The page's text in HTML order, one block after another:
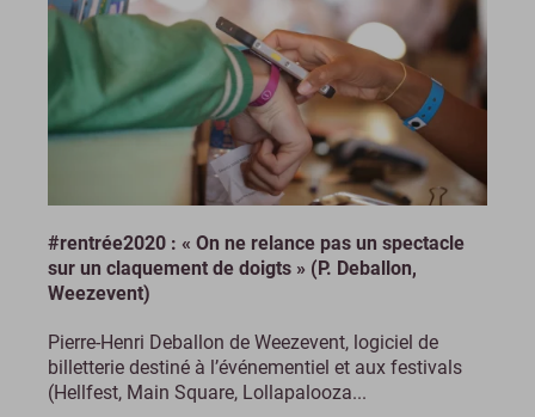
#rentrée2020 : « On ne relance pas un spectacle
sur un claquement de doigts » (P. Deballon,
Weezevent)
Pierre-Henri Deballon de Weezevent, logiciel de
billetterie destiné à l’événementiel et aux festivals
(Hellfest, Main Square, Lollapalooza...